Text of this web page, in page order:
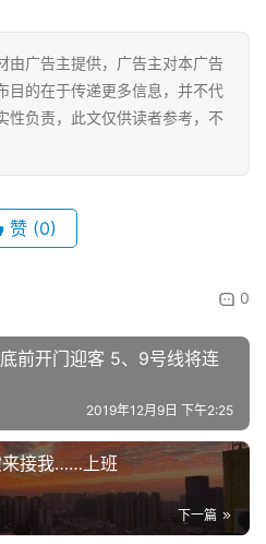
由广告主提供，广告主对本广告
目的在于传递更多信息，并不代
性负责，此文仅供读者参考，不
赞 (0)
0
前开门迎客 5、9号线将连
2019年12月9日 下午2:25
来接我……上班
下一篇